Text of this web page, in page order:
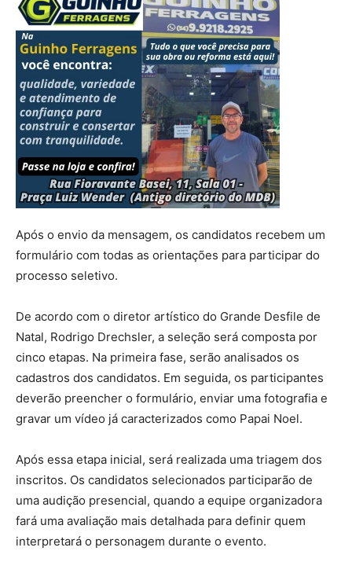
Após o envio da mensagem, os candidatos recebem um
formulário com todas as orientações para participar do
processo seletivo.
De acordo com o diretor artístico do Grande Desfile de
Natal, Rodrigo Drechsler, a seleção será composta por
cinco etapas. Na primeira fase, serão analisados os
cadastros dos candidatos. Em seguida, os participantes
deverão preencher o formulário, enviar uma fotografia e
gravar um vídeo já caracterizados como Papai Noel.
Após essa etapa inicial, será realizada uma triagem dos
inscritos. Os candidatos selecionados participarão de
uma audição presencial, quando a equipe organizadora
fará uma avaliação mais detalhada para definir quem
interpretará o personagem durante o evento.